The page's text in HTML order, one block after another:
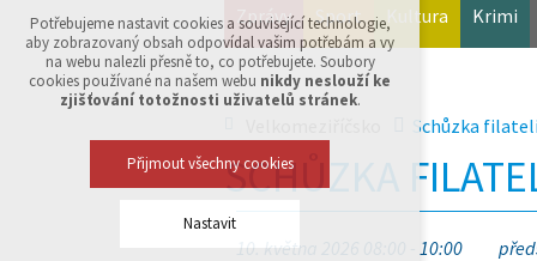
Zprávy Sport Kultura Krimi
Schůzka
SCHŮZKA
10. května 2026 08:00 - 10:00
Potřebujeme nastavit cookies a související technologie,
aby zobrazovaný obsah odpovídal vašim potřebám a vy
na webu nalezli přesně to, co potřebujete. Soubory
cookies používané na našem webu nikdy neslouží ke
zjišťování totožnosti uživatelů stránek.
Přijmout všechny cookies
Nastavit